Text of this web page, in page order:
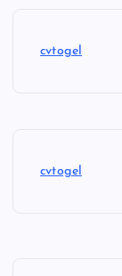
cvtogel
cvtogel